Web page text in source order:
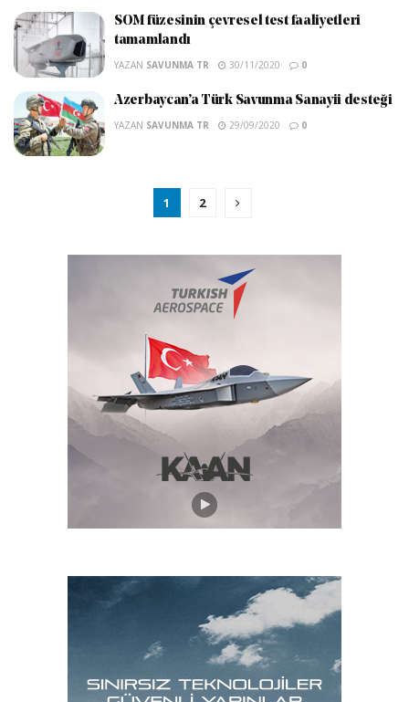
SOM füzesinin çevresel test faaliyetleri
tamamlandı
YAZAN SAVUNMA TR 30/11/2020 0
Azerbaycan’a Türk Savunma Sanayii desteği
YAZAN SAVUNMA TR 29/09/2020 0
1 2